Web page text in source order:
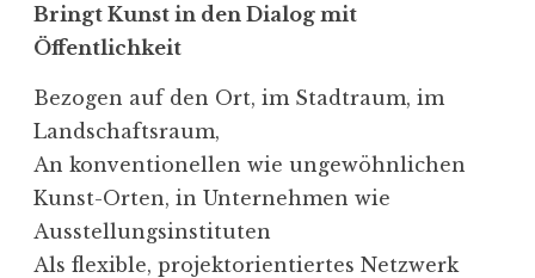
Bringt Kunst in den Dialog mit
Öffentlichkeit
Bezogen auf den Ort, im Stadtraum, im
Landschaftsraum,
An konven­tio­nellen wie ungewöhn­lichen
Kunst-Orten, in Unter­nehmen wie
Ausstellungsinstituten
Als flexible, projekt­ori­en­tiertes Netzwerk